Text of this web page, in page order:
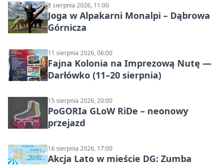
8 sierpnia 2026, 11:00
Joga w Alpakarni Monalpi – Dąbrowa
Górnicza
11 sierpnia 2026, 06:00
Fajna Kolonia na Imprezową Nutę —
Darłówko (11–20 sierpnia)
15 sierpnia 2026, 20:00
PoGORIa GLoW RiDe – neonowy
przejazd
16 sierpnia 2026, 17:00
Akcja Lato w mieście DG: Zumba